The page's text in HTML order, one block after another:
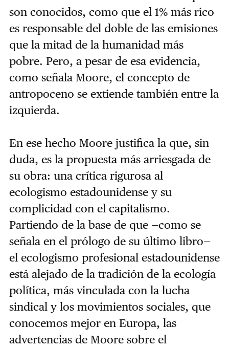
son conocidos, como que el 1% más rico
es responsable del doble de las emisiones
que la mitad de la humanidad más
pobre. Pero, a pesar de esa evidencia,
como señala Moore, el concepto de
antropoceno se extiende también entre la
izquierda.
En ese hecho Moore justifica la que, sin
duda, es la propuesta más arriesgada de
su obra: una crítica rigurosa al
ecologismo estadounidense y su
complicidad con el capitalismo.
Partiendo de la base de que —como se
señala en el prólogo de su último libro—
el ecologismo profesional estadounidense
está alejado de la tradición de la ecología
política, más vinculada con la lucha
sindical y los movimientos sociales, que
conocemos mejor en Europa, las
advertencias de Moore sobre el